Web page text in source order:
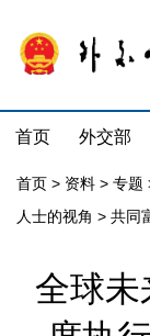
首页 外交部
首页 > 资料 > 专题
人士的视角 > 共同
全球未